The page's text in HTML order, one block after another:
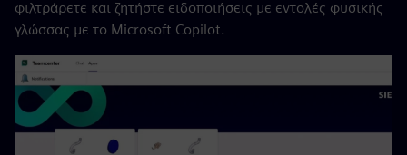
φιλτράρετε και ζητήστε ειδοποιήσεις με εντολές φυσικής
γλώσσας με το Microsoft Copilot.